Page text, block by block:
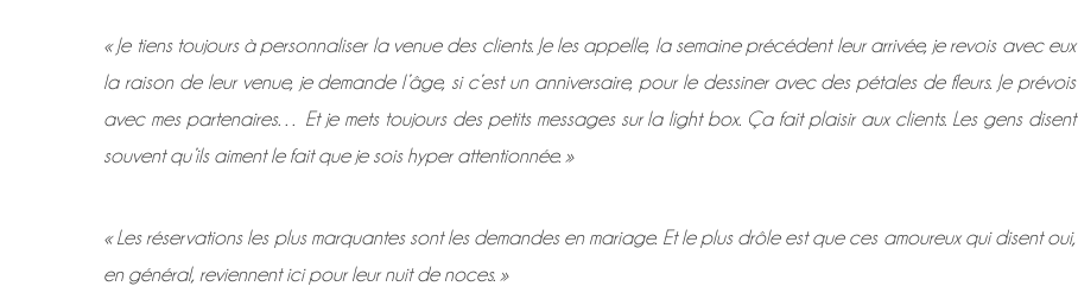
« Je tiens toujours à personnaliser la venue des clients. Je les appelle, la semaine précédent leur arrivée, je revois avec eux
la raison de leur venue, je demande l’âge, si c’est un anniversaire, pour le dessiner avec des pétales de fleurs. Je prévois
avec mes partenaires… Et je mets toujours des petits messages sur la light box. Ça fait plaisir aux clients. Les gens disent
souvent qu’ils aiment le fait que je sois hyper attentionnée. »
« Les réservations les plus marquantes sont les demandes en mariage. Et le plus drôle est que ces amoureux qui disent oui,
en général, reviennent ici pour leur nuit de noces. »